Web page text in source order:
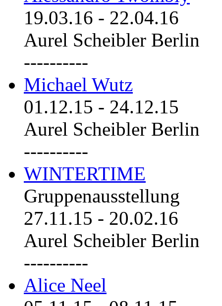
19.03.16 - 22.04.16
Aurel Scheibler Berlin
----------
Michael Wutz
01.12.15 - 24.12.15
Aurel Scheibler Berlin
----------
WINTERTIME
Gruppenausstellung
27.11.15 - 20.02.16
Aurel Scheibler Berlin
----------
Alice Neel